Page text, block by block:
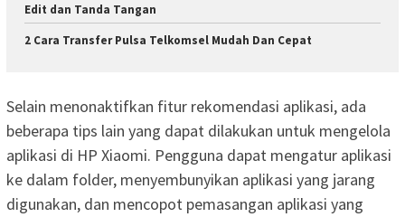
Edit dan Tanda Tangan
2 Cara Transfer Pulsa Telkomsel Mudah Dan Cepat
Selain menonaktifkan fitur rekomendasi aplikasi, ada
beberapa tips lain yang dapat dilakukan untuk mengelola
aplikasi di HP Xiaomi. Pengguna dapat mengatur aplikasi
ke dalam folder, menyembunyikan aplikasi yang jarang
digunakan, dan mencopot pemasangan aplikasi yang